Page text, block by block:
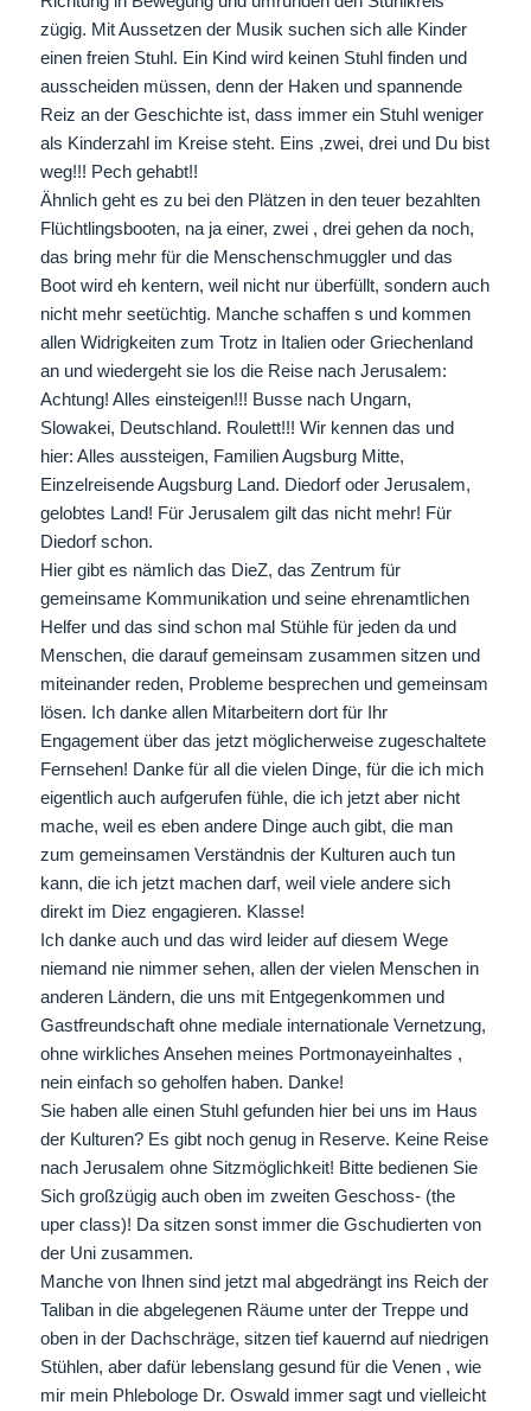
zügig. Mit Aussetzen der Musik suchen sich alle Kinder
einen freien Stuhl. Ein Kind wird keinen Stuhl finden und
ausscheiden müssen, denn der Haken und spannende
Reiz an der Geschichte ist, dass immer ein Stuhl weniger
als Kinderzahl im Kreise steht. Eins ,zwei, drei und Du bist
weg!!! Pech gehabt!!
Ähnlich geht es zu bei den Plätzen in den teuer bezahlten
Flüchtlingsbooten, na ja einer, zwei , drei gehen da noch,
das bring mehr für die Menschenschmuggler und das
Boot wird eh kentern, weil nicht nur überfüllt, sondern auch
nicht mehr seetüchtig. Manche schaffen s und kommen
allen Widrigkeiten zum Trotz in Italien oder Griechenland
an und wiedergeht sie los die Reise nach Jerusalem:
Achtung! Alles einsteigen!!! Busse nach Ungarn,
Slowakei, Deutschland. Roulett!!! Wir kennen das und
hier: Alles aussteigen, Familien Augsburg Mitte,
Einzelreisende Augsburg Land. Diedorf oder Jerusalem,
gelobtes Land! Für Jerusalem gilt das nicht mehr! Für
Diedorf schon.
Hier gibt es nämlich das DieZ, das Zentrum für
gemeinsame Kommunikation und seine ehrenamtlichen
Helfer und das sind schon mal Stühle für jeden da und
Menschen, die darauf gemeinsam zusammen sitzen und
miteinander reden, Probleme besprechen und gemeinsam
lösen. Ich danke allen Mitarbeitern dort für Ihr
Engagement über das jetzt möglicherweise zugeschaltete
Fernsehen! Danke für all die vielen Dinge, für die ich mich
eigentlich auch aufgerufen fühle, die ich jetzt aber nicht
mache, weil es eben andere Dinge auch gibt, die man
zum gemeinsamen Verständnis der Kulturen auch tun
kann, die ich jetzt machen darf, weil viele andere sich
direkt im Diez engagieren. Klasse!
Ich danke auch und das wird leider auf diesem Wege
niemand nie nimmer sehen, allen der vielen Menschen in
anderen Ländern, die uns mit Entgegenkommen und
Gastfreundschaft ohne mediale internationale Vernetzung,
ohne wirkliches Ansehen meines Portmonayeinhaltes ,
nein einfach so geholfen haben. Danke!
Sie haben alle einen Stuhl gefunden hier bei uns im Haus
der Kulturen? Es gibt noch genug in Reserve. Keine Reise
nach Jerusalem ohne Sitzmöglichkeit! Bitte bedienen Sie
Sich großzügig auch oben im zweiten Geschoss- (the
uper class)! Da sitzen sonst immer die Gschudierten von
der Uni zusammen.
Manche von Ihnen sind jetzt mal abgedrängt ins Reich der
Taliban in die abgelegenen Räume unter der Treppe und
oben in der Dachschräge, sitzen tief kauernd auf niedrigen
Stühlen, aber dafür lebenslang gesund für die Venen , wie
mir mein Phlebologe Dr. Oswald immer sagt und vielleicht